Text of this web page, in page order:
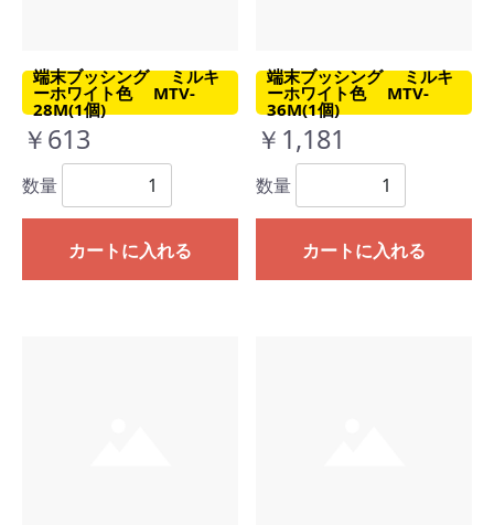
端末ブッシング ミルキ
ーホワイト色 MTV-
28M(1個)
￥613
数量
カートに入れる
端末ブッシング ミルキ
ーホワイト色 MTV-
36M(1個)
￥1,181
数量
カートに入れる